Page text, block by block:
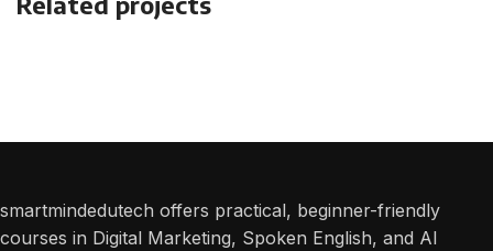
smartmindedutech offers practical, beginner-friendly
courses in Digital Marketing, Spoken English, and AI